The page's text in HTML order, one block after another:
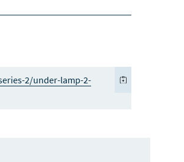
2/under-lamp-2-